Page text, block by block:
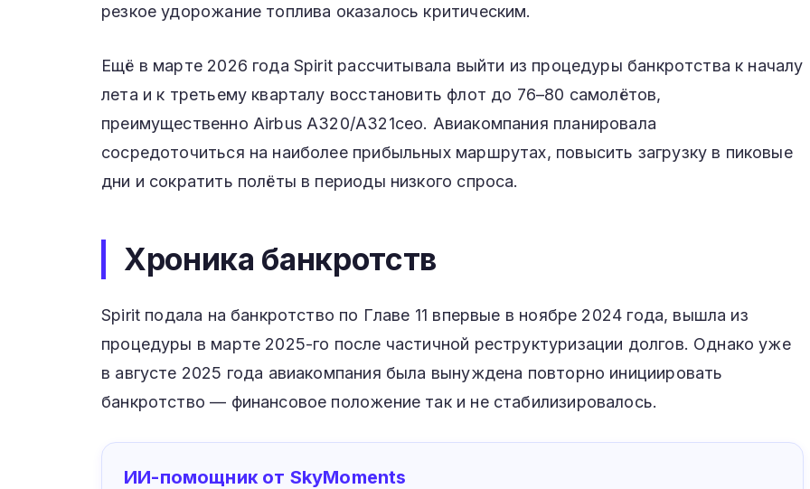
резкое удорожание топлива оказалось критическим.
Ещё в марте 2026 года Spirit рассчитывала выйти из процедуры банкротства к началу
лета и к третьему кварталу восстановить флот до 76–80 самолётов,
преимущественно Airbus A320/A321ceo. Авиакомпания планировала
сосредоточиться на наиболее прибыльных маршрутах, повысить загрузку в пиковые
дни и сократить полёты в периоды низкого спроса.
Хроника банкротств
Spirit подала на банкротство по Главе 11 впервые в ноябре 2024 года, вышла из
процедуры в марте 2025-го после частичной реструктуризации долгов. Однако уже
в августе 2025 года авиакомпания была вынуждена повторно инициировать
банкротство — финансовое положение так и не стабилизировалось.
ИИ-помощник от SkyMoments